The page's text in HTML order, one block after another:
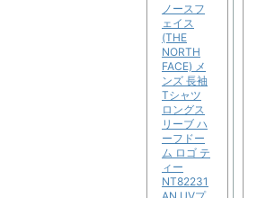
ノースフ
ェイス
(THE
NORTH
FACE) メ
ンズ 長袖
Tシャツ
ロングス
リーブ ハ
ーフドー
ム ロゴ テ
ィー
NT82231